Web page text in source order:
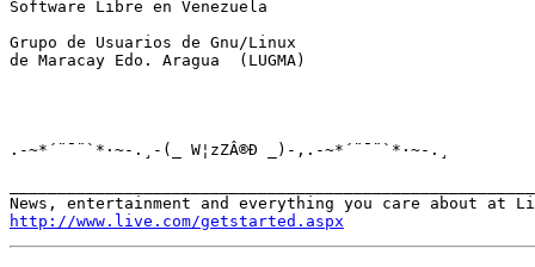
Software Libre en Venezuela
Grupo de Usuarios de Gnu/Linux
de Maracay Edo. Aragua  (LUGMA)
.-~*´¨¯¨`*·~-.¸-(_ W¦zZÂ®Ð _)-,.-~*´¨¯¨`*·~-.¸
http://www.live.com/getstarted.aspx